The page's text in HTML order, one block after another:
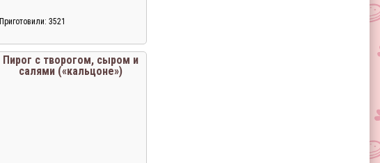
Приготовили: 3521
Пирог с творогом, сыром и
салями («кальцоне»)